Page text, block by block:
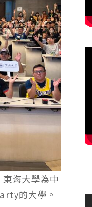
海大學為中
的大學。